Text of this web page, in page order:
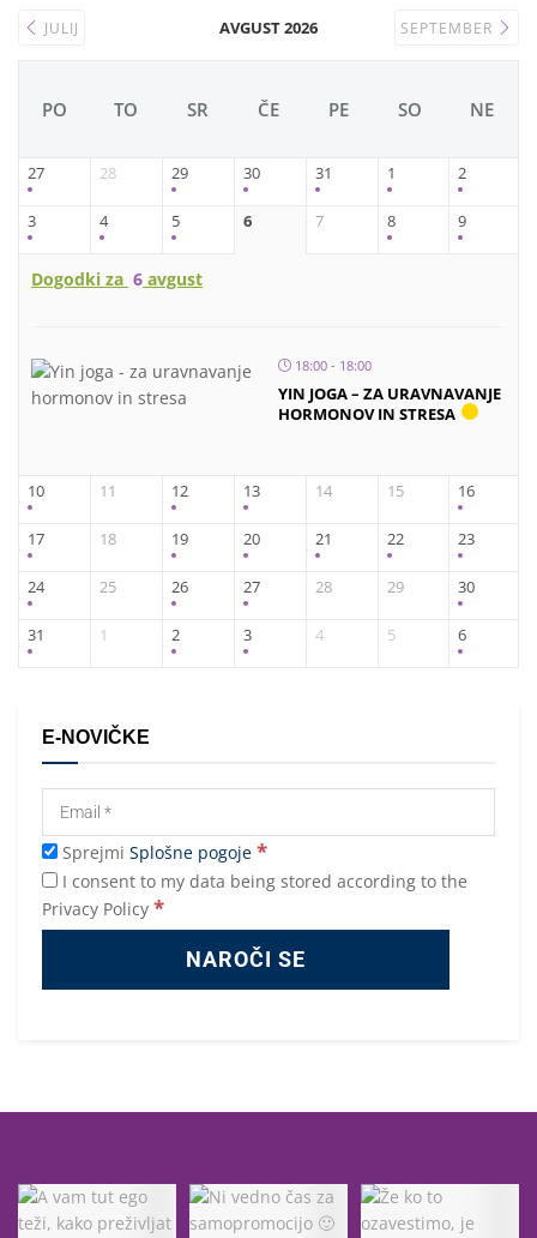
JULIJ AVGUST 2026 SEPTEMBER
PO TO SR ČE PE SO NE
27 28 29 30 31 1 2
3 4 5 6 7 8 9
Dogodki za 6 avgust
18:00 - 18:00
YIN JOGA – ZA URAVNAVANJE
HORMONOV IN STRESA
10 11 12 13 14 15 16
17 18 19 20 21 22 23
24 25 26 27 28 29 30
31 1 2 3 4 5 6
E-NOVIČKE
Sprejmi Splošne pogoje *
I consent to my data being stored according to the
Privacy Policy *